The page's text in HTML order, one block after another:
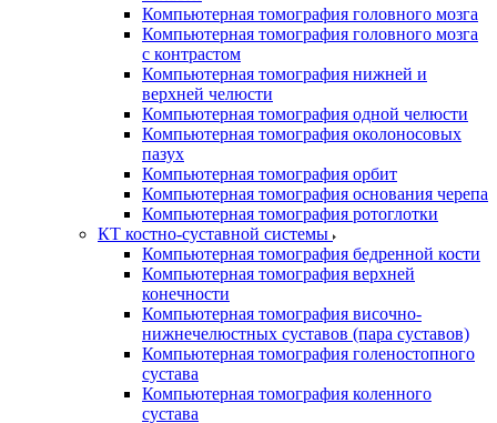
Компьютерная томография головного мозга
Компьютерная томография головного мозга
с контрастом
Компьютерная томография нижней и
верхней челюсти
Компьютерная томография одной челюсти
Компьютерная томография околоносовых
пазух
Компьютерная томография орбит
Компьютерная томография основания черепа
Компьютерная томография ротоглотки
КТ костно-суставной системы
Компьютерная томография бедренной кости
Компьютерная томография верхней
конечности
Компьютерная томография височно-
нижнечелюстных суставов (пара суставов)
Компьютерная томография голеностопного
сустава
Компьютерная томография коленного
сустава